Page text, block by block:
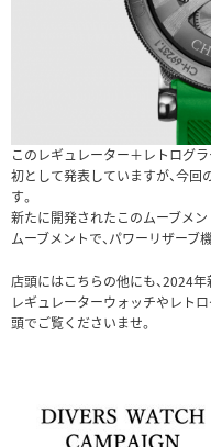
このレギュレーター＋レトログ
初として発表していますが、今
す。
新たに開発されたこのムーブメン
ムーブメントで、パワーリザーブ
店頭にはこちらの他にも、2024
レギュレーターウォッチやレト
頭でご覧くださいませ。